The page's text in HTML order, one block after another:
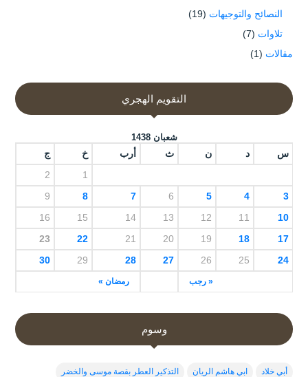
النصائح والتوجيهات (19)
تلاوات (7)
مقالات (1)
التقويم الهجري
شعبان 1438
س د ن ث أرب خ ج
« رجب رمضان »
1
2
3
4
5
6
7
8
9
10
11
12
13
14
15
16
17
18
19
20
21
22
23
24
25
26
27
28
29
30
وسوم
أبي خلاد ابي هاشم الريان التذكير العطر بقصة موسى والخضر